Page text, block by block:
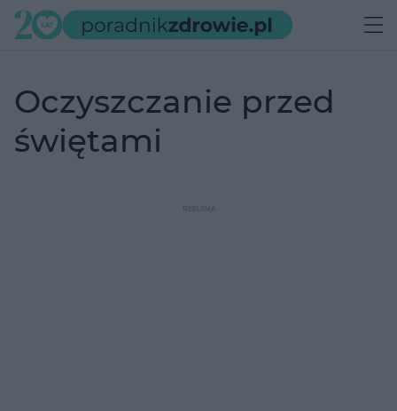
oczyszczanie przed
świętami